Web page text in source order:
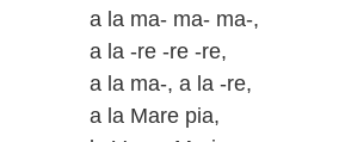
a la ma- ma- ma-,
a la -re -re -re,
a la ma-, a la -re,
a la Mare pia,